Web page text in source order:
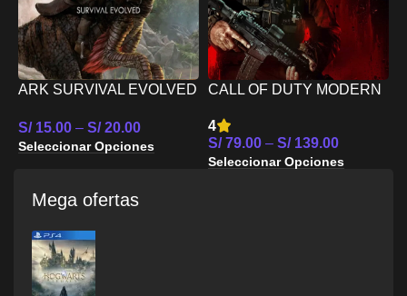
ARK SURVIVAL EVOLVED
S/15.00 – S/20.00
Seleccionar Opciones
CALL OF DUTY MODERN
4
S/79.00 – S/139.00
Seleccionar Opciones
Mega ofertas